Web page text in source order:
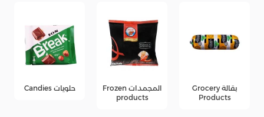
بقالة Grocery
Products
المجمدات Frozen
products
حلويات Candies